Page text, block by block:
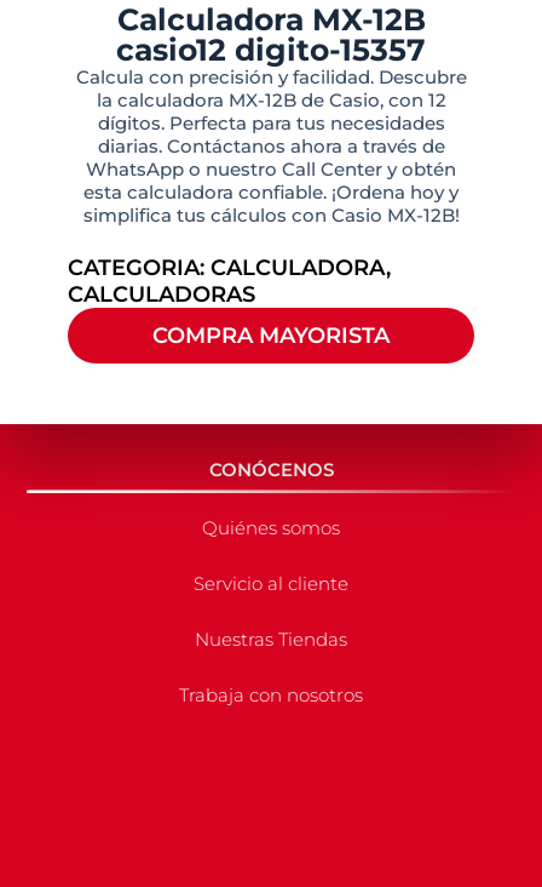
Calculadora MX-12B
casio12 digito-15357
Calcula con precisión y facilidad. Descubre
la calculadora MX-12B de Casio, con 12
dígitos. Perfecta para tus necesidades
diarias. Contáctanos ahora a través de
WhatsApp o nuestro Call Center y obtén
esta calculadora confiable. ¡Ordena hoy y
simplifica tus cálculos con Casio MX-12B!
CATEGORIA: CALCULADORA,
CALCULADORAS
COMPRA MAYORISTA
CONÓCENOS
Quiénes somos
Servicio al cliente
Nuestras Tiendas
Trabaja con nosotros